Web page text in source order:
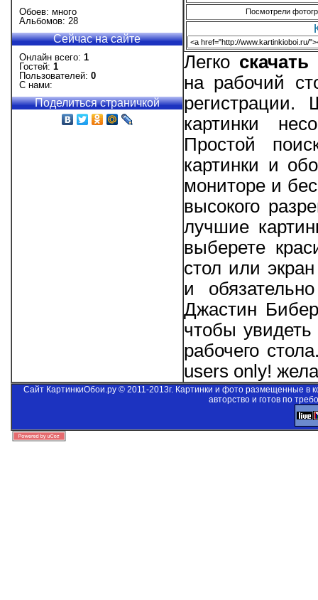
Обоев: много
Альбомов: 28
Сейчас на сайте
Онлайн всего: 1
Гостей: 1
Пользователей: 0
С нами:
Поделиться страничкой
Посмотрели
Легко
на рабочий
картинки
Простой
картинки и
мониторе и
высокого
лучшие
выберете
стол или
и
Джастин Бибер
чтобы
рабочего
users only!
Сайт КартинкиОбои.ру © 2011-2013г. Картинки и фото размещенные в
авторство и готов по